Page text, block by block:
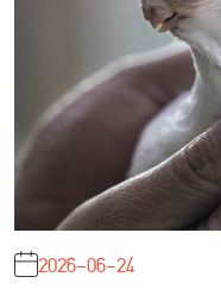
2026-06-24